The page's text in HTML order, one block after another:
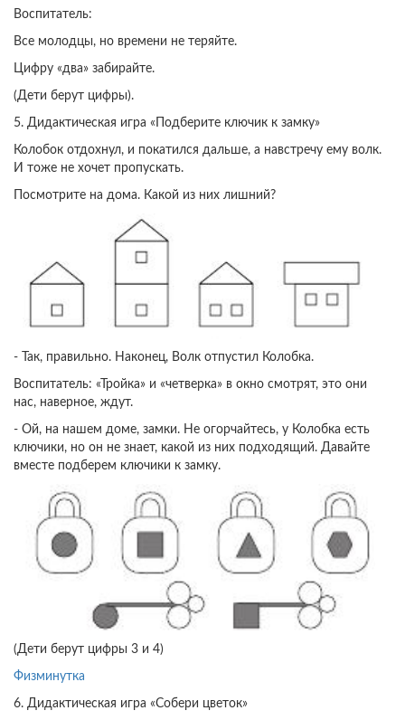
Воспитатель:
Все молодцы, но времени не теряйте.
Цифру «два» забирайте.
(Дети берут цифры).
5. Дидактическая игра «Подберите ключик к замку»
Колобок отдохнул, и покатился дальше, а навстречу ему волк.
И тоже не хочет пропускать.
Посмотрите на дома. Какой из них лишний?
- Так, правильно. Наконец, Волк отпустил Колобка.
Воспитатель: «Тройка» и «четверка» в окно смотрят, это они
нас, наверное, ждут.
- Ой, на нашем доме, замки. Не огорчайтесь, у Колобка есть
ключики, но он не знает, какой из них подходящий. Давайте
вместе подберем ключики к замку.
(Дети берут цифры 3 и 4)
Физминутка
6. Дидактическая игра «Собери цветок»